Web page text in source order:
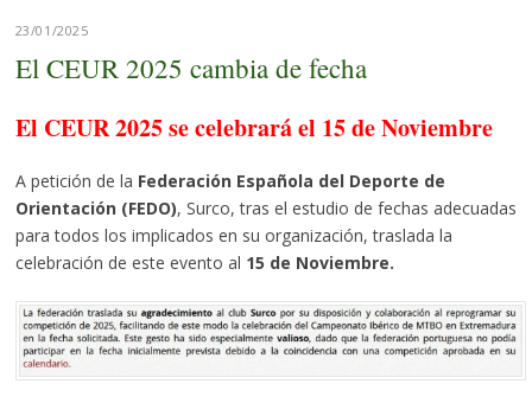
23/01/2025
El CEUR 2025 cambia de fecha
El CEUR 2025 se celebrará el 15 de Noviembre
A petición de la Federación Española del Deporte de
Orientación (FEDO), Surco, tras el estudio de fechas adecuadas
para todos los implicados en su organización, traslada la
celebración de este evento al 15 de Noviembre.